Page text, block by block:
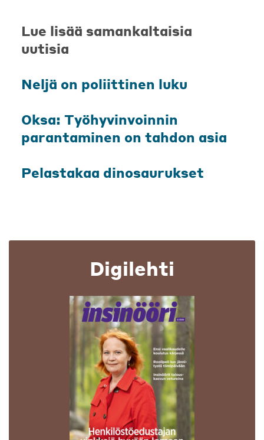
Lue lisää samankaltaisia
uutisia
Neljä on poliittinen luku
Oksa: Työhyvinvoinnin
parantaminen on tahdon asia
Pelastakaa dinosaurukset
Digilehti